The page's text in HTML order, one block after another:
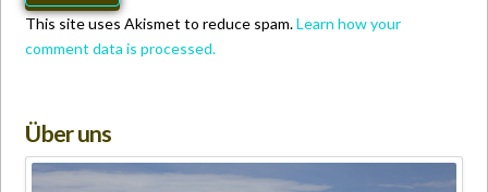
This site uses Akismet to reduce spam.Learn how your
comment data is processed.
Über uns